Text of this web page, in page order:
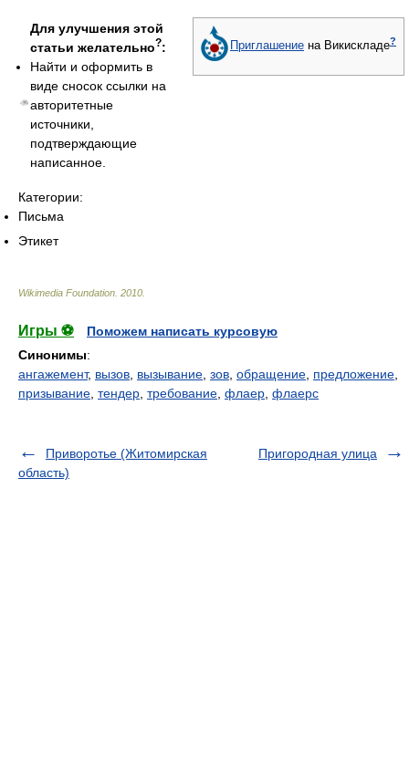
Приглашение на Викискладе?
Для улучшения этой
статьи желательно?:
Найти и оформить в
виде сносок ссылки на
авторитетные
источники,
подтверждающие
написанное.
Категории:
Письма
Этикет
Wikimedia Foundation 2010
Игры ⚽
Поможем написать курсовую
Синонимы:
ангажемент, вызов вызывание зов обращение предложение
призывание тендер требование флаер флаерс
Приворотье (Житомирская
область)
Пригородная улица